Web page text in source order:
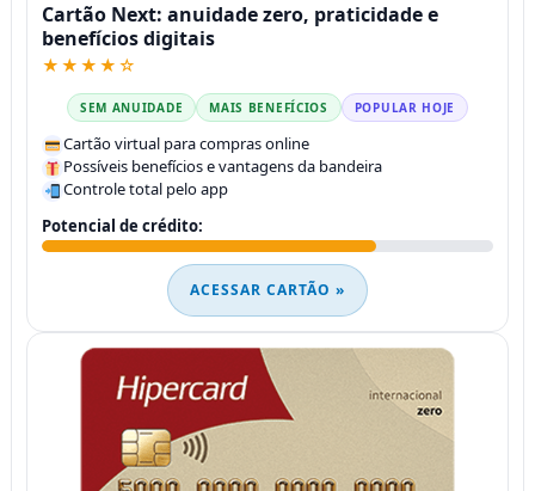
Cartão Next: anuidade zero, praticidade e
benefícios digitais
★★★★☆
SEM ANUIDADE MAIS BENEFÍCIOS POPULAR HOJE
Cartão virtual para compras online
Possíveis benefícios e vantagens da bandeira
Controle total pelo app
Potencial de crédito:
ACESSAR CARTÃO »